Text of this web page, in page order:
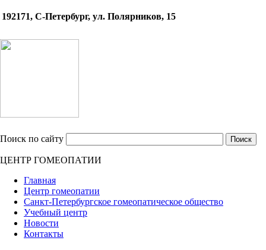
192171, С-Петербург, ул. Полярников, 15
Поиск по сайту
ЦЕНТР ГОМЕОПАТИИ
Главная
Центр гомеопатии
Санкт-Петербургское гомеопатическое общество
Учебный центр
Новости
Контакты